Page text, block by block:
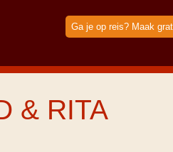
Ga je op reis? Maak
& RITA